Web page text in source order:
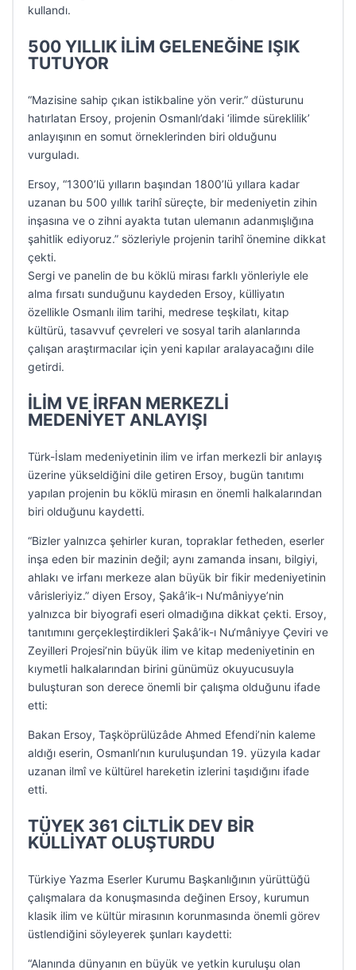
kullandı.
500 YILLIK İLİM GELENEĞİNE IŞIK
TUTUYOR
“Mazisine sahip çıkan istikbaline yön verir.” düsturunu
hatırlatan Ersoy, projenin Osmanlı’daki ‘ilimde süreklilik’
anlayışının en somut örneklerinden biri olduğunu
vurguladı.
Ersoy, “1300’lü yılların başından 1800’lü yıllara kadar
uzanan bu 500 yıllık tarihî süreçte, bir medeniyetin zihin
inşasına ve o zihni ayakta tutan ulemanın adanmışlığına
şahitlik ediyoruz.” sözleriyle projenin tarihî önemine dikkat
çekti.
Sergi ve panelin de bu köklü mirası farklı yönleriyle ele
alma fırsatı sunduğunu kaydeden Ersoy, külliyatın
özellikle Osmanlı ilim tarihi, medrese teşkilatı, kitap
kültürü, tasavvuf çevreleri ve sosyal tarih alanlarında
çalışan araştırmacılar için yeni kapılar aralayacağını dile
getirdi.
İLİM VE İRFAN MERKEZLİ
MEDENİYET ANLAYIŞI
Türk-İslam medeniyetinin ilim ve irfan merkezli bir anlayış
üzerine yükseldiğini dile getiren Ersoy, bugün tanıtımı
yapılan projenin bu köklü mirasın en önemli halkalarından
biri olduğunu kaydetti.
“Bizler yalnızca şehirler kuran, topraklar fetheden, eserler
inşa eden bir mazinin değil; aynı zamanda insanı, bilgiyi,
ahlakı ve irfanı merkeze alan büyük bir fikir medeniyetinin
vârisleriyiz.” diyen Ersoy, Şakâ’ik-ı Nu‘mâniyye’nin
yalnızca bir biyografi eseri olmadığına dikkat çekti. Ersoy,
tanıtımını gerçekleştirdikleri Şakâ’ik-ı Nu‘mâniyye Çeviri ve
Zeyilleri Projesi’nin büyük ilim ve kitap medeniyetinin en
kıymetli halkalarından birini günümüz okuyucusuyla
buluşturan son derece önemli bir çalışma olduğunu ifade
etti:
Bakan Ersoy, Taşköprülüzâde Ahmed Efendi’nin kaleme
aldığı eserin, Osmanlı’nın kuruluşundan 19. yüzyıla kadar
uzanan ilmî ve kültürel hareketin izlerini taşıdığını ifade
etti.
TÜYEK 361 CİLTLİK DEV BİR
KÜLLİYAT OLUŞTURDU
Türkiye Yazma Eserler Kurumu Başkanlığının yürüttüğü
çalışmalara da konuşmasında değinen Ersoy, kurumun
klasik ilim ve kültür mirasının korunmasında önemli görev
üstlendiğini söyleyerek şunları kaydetti:
“Alanında dünyanın en büyük ve yetkin kuruluşu olan